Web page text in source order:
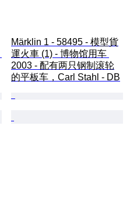
Märklin 1 - 58495 - 模型貨
運火車 (1) - 博物馆用车
2003 - 配有两只钢制滚轮
的平板车，Carl Stahl - DB